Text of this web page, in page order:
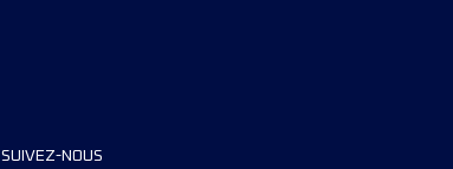
SUIVEZ-NOUS